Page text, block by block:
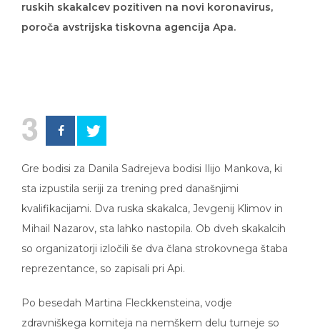
ruskih skakalcev pozitiven na novi koronavirus,
poroča avstrijska tiskovna agencija Apa.
3
Gre bodisi za Danila Sadrejeva bodisi Ilijo Mankova, ki
sta izpustila seriji za trening pred današnjimi
kvalifikacijami. Dva ruska skakalca, Jevgenij Klimov in
Mihail Nazarov, sta lahko nastopila. Ob dveh skakalcih
so organizatorji izločili še dva člana strokovnega štaba
reprezentance, so zapisali pri Api.
Po besedah Martina Fleckkensteina, vodje
zdravniškega komiteja na nemškem delu turneje so